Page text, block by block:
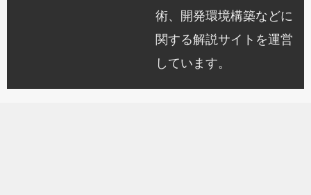
術、開発環境構築などに
関する解説サイトを運営
しています。